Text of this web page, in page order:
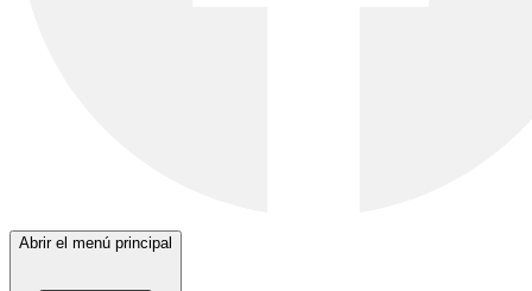
Abrir el menú principal